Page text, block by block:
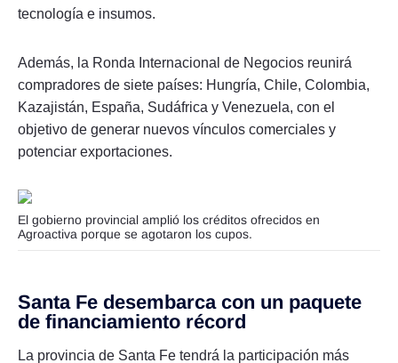
tecnología e insumos.
Además, la Ronda Internacional de Negocios reunirá
compradores de siete países: Hungría, Chile, Colombia,
Kazajistán, España, Sudáfrica y Venezuela, con el
objetivo de generar nuevos vínculos comerciales y
potenciar exportaciones.
El gobierno provincial amplió los créditos ofrecidos en
Agroactiva porque se agotaron los cupos.
Santa Fe desembarca con un paquete
de financiamiento récord
La provincia de Santa Fe tendrá la participación más